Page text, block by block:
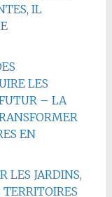
IL
LES
– LA
EN
LES JARDINS,
TERRITOIRES